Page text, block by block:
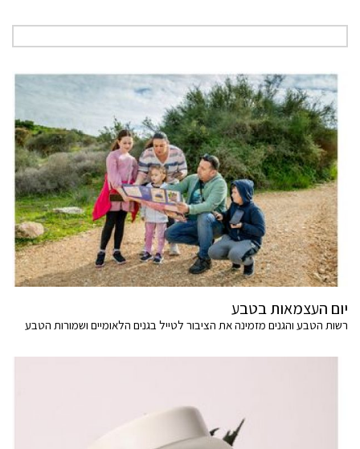
יום העצמאות בטבע
רשות הטבע והגנים מזמינה את הציבור לטייל בגנים הלאומיים ושמורות הטבע